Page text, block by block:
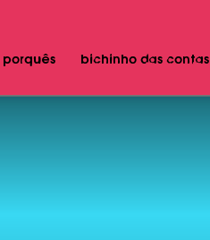
bichinho das contas